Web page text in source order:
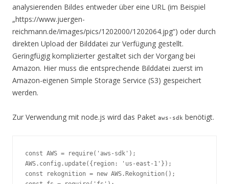
analysierenden Bildes entweder über eine URL (im Beispiel
„https://www.juergen-
reichmann.de/images/pics/1202000/1202064.jpg“) oder durch
direkten Upload der Bilddatei zur Verfügung gestellt.
Geringfügig komplizierter gestaltet sich der Vorgang bei
Amazon. Hier muss die entsprechende Bilddatei zuerst im
Amazon-eigenen Simple Storage Service (S3) gespeichert
werden.
Zur Verwendung mit node.js wird das Paket aws-sdk benötigt.
const AWS = require('aws-sdk');
AWS.config.update({region: 'us-east-1'});
const rekognition = new AWS.Rekognition();